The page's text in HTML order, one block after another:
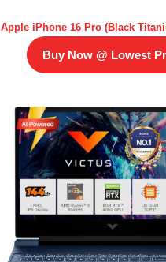
Apple iPhone 16 Pro (Black
Buy Now @ Lowest